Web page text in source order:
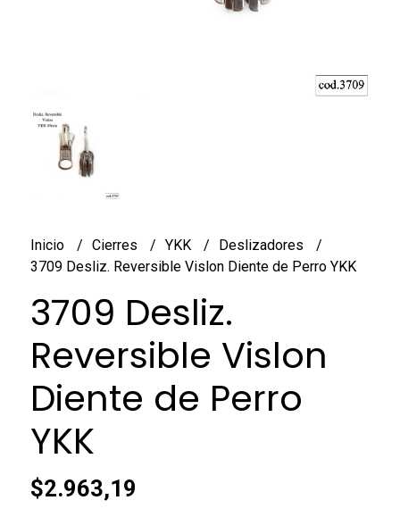
Inicio Cierres YKK
Deslizadores
3709 Desliz. Reversible Vislon Diente de Perro YKK
3709 Desliz.
Reversible Vislon
Diente de Perro
YKK
$2.963,19